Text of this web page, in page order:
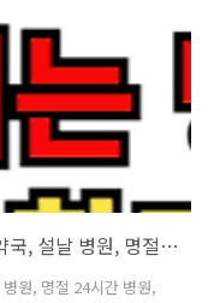
전라북도 추석 연휴 문 여는 병원과 약국, 설날 병원, 명절 24시간 병원
원, 명절 24시간 병원,